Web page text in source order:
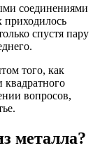
соединениями
приходилось
спустя пару
того, как
квадратного
вопросов,
металла?